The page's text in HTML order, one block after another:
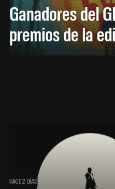
Ganadores del
premios de la
HACE 2 DÍAS